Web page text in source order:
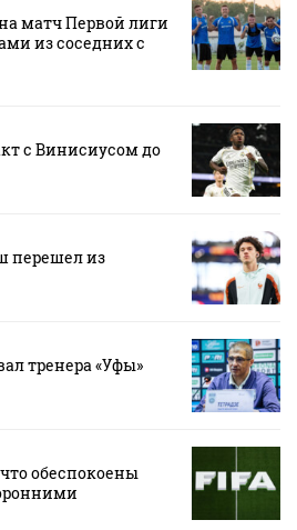
матч Первой лиги
из соседних с
с Винисиусом до
перешел из
тренера «Уфы»
обеспокоены